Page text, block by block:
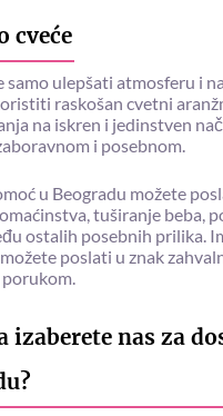
cveće
samo ulepšati atmosferu i
raskošan cvetni
na iskren i jedinstven
i posebnom.
u Beogradu možete
tuširanje beba,
ostalih posebnih prilika.
poslati u znak
porukom.
izaberete nas za